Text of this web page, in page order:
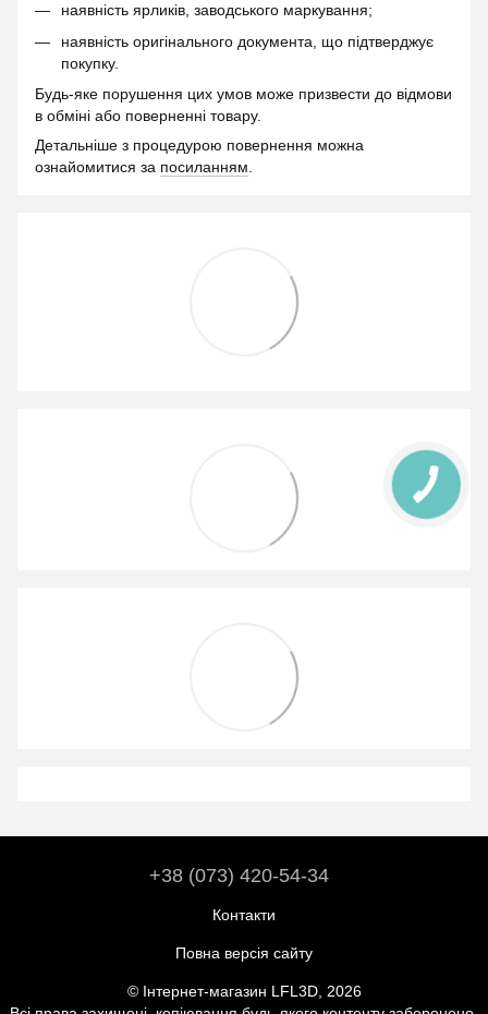
наявність ярликів, заводського маркування;
наявність оригінального документа, що підтверджує
покупку.
Будь-яке порушення цих умов може призвести до відмови
в обміні або поверненні товару.
Детальніше з процедурою повернення можна
ознайомитися за посиланням
+38 (073) 420-54-34
Контакти
Повна версія сайту
© Інтернет-магазин LFL3D, 2026